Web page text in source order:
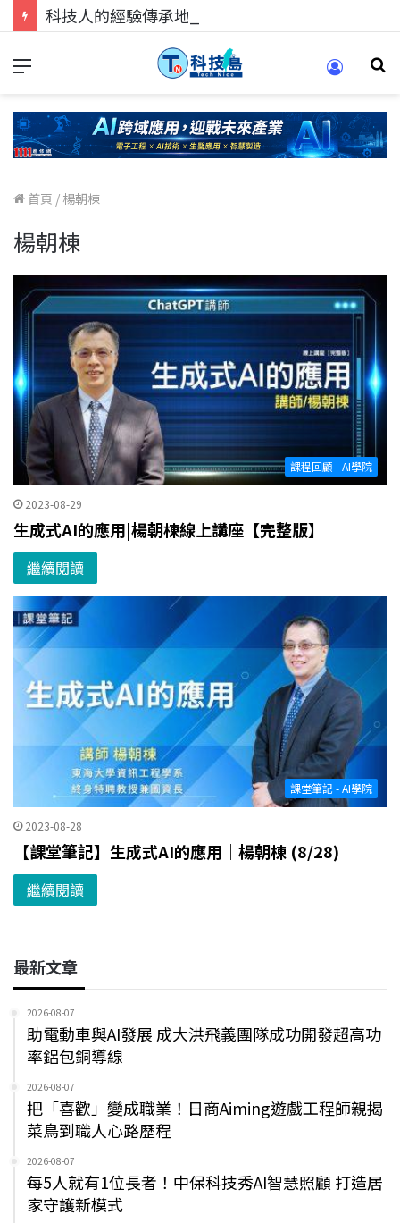
首頁 / 楊朝棟
楊朝棟
課程回顧 - AI學院
2023-08-29
生成式AI的應用|楊朝棟線上講座【完整版】
繼續閱讀
課堂筆記 - AI學院
2023-08-28
【課堂筆記】生成式AI的應用｜楊朝棟 (8/28)
繼續閱讀
最新文章
2026-08-07
助電動車與AI發展 成大洪飛義團隊成功開發超高功
率鋁包銅導線
2026-08-07
把「喜歡」變成職業！日商Aiming遊戲工程師親揭
菜鳥到職人心路歷程
2026-08-07
每5人就有1位長者！中保科技秀AI智慧照顧 打造居
家守護新模式